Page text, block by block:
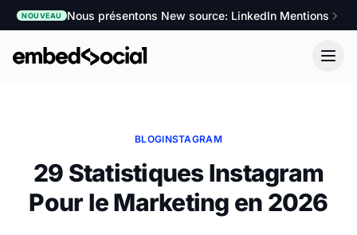
NOUVEAU Nous présentons New source: LinkedIn Mentions
BLOGINSTAGRAM
29 Statistiques Instagram
Pour le Marketing en 2026